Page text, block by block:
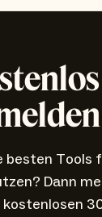
besten Tools
Dann